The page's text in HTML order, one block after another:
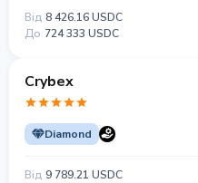
Від 8 426.16 USDC
До 724 333 USDC
Crybex
Diamond
Від 9 789.21 USDC